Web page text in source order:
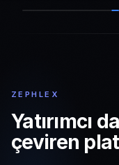
ZEPHLEX
Yatırımcı
çeviren